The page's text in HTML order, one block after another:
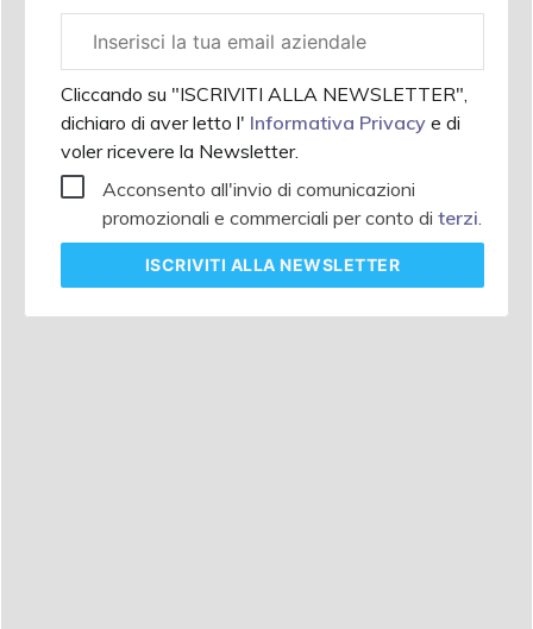
aziendale
Cliccando su "ISCRIVITI ALLA NEWSLETTER",
dichiaro di aver letto l' Informativa Privacy e di
voler ricevere la Newsletter.
Acconsento all'invio di comunicazioni
promozionali e commerciali per conto di terzi.
ISCRIVITI ALLA NEWSLETTER